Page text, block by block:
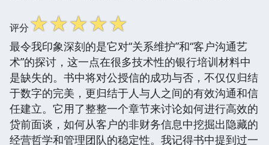
评分☆☆☆☆☆
最令我印象深刻的是它对“关系维护”和“客户沟通艺
术”的探讨，这一点在很多技术性的银行培训材料中
是缺失的。书中将对公授信的成功与否，不仅仅归结
于数字的完美，更归结于人与人之间的有效沟通和信
任建立。它用了整整一个章节来讨论如何进行高效的
贷前面谈，如何从客户的非财务信息中挖掘出隐藏的
经营哲学和管理团队的稳定性。我记得书中提到过一